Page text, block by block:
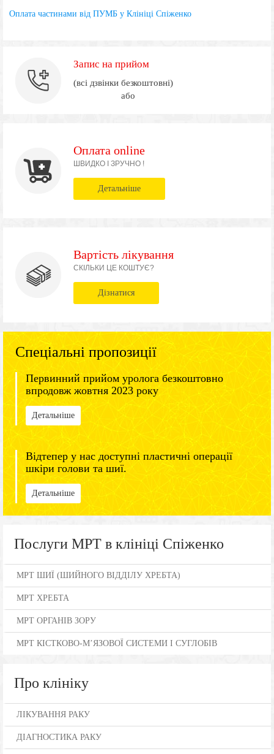
Оплата частинами від ПУМБ у Клініці Спіженко
Запис на прийом
(всі дзвінки безкоштовні)
або
Оплата online
ШВИДКО І ЗРУЧНО !
Детальніше
Вартість лікування
СКІЛЬКИ ЦЕ КОШТУЄ?
Дізнатися
Спеціальні пропозиції
Первинний прийом уролога безкоштовно
впродовж жовтня 2023 року
Детальніше
Відтепер у нас доступні пластичні операції
шкіри голови та шиї.
Детальніше
Послуги МРТ в клініці Спіженко
МРТ ШИЇ (ШИЙНОГО ВІДДІЛУ ХРЕБТА)
МРТ ХРЕБТА
МРТ ОРГАНІВ ЗОРУ
МРТ КІСТКОВО-М’ЯЗОВОЇ СИСТЕМИ І СУГЛОБІВ
Про клініку
ЛІКУВАННЯ РАКУ
ДІАГНОСТИКА РАКУ